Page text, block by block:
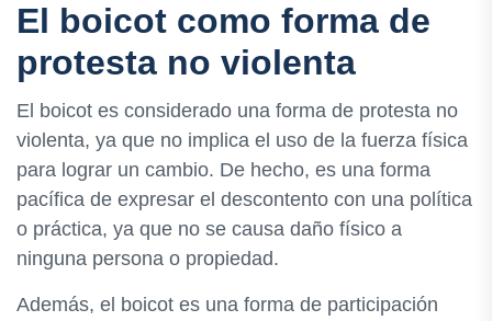
El boicot como forma de
protesta no violenta
El boicot es considerado una forma de protesta no
violenta, ya que no implica el uso de la fuerza física
para lograr un cambio. De hecho, es una forma
pacífica de expresar el descontento con una política
o práctica, ya que no se causa daño físico a
ninguna persona o propiedad.
Además, el boicot es una forma de participación